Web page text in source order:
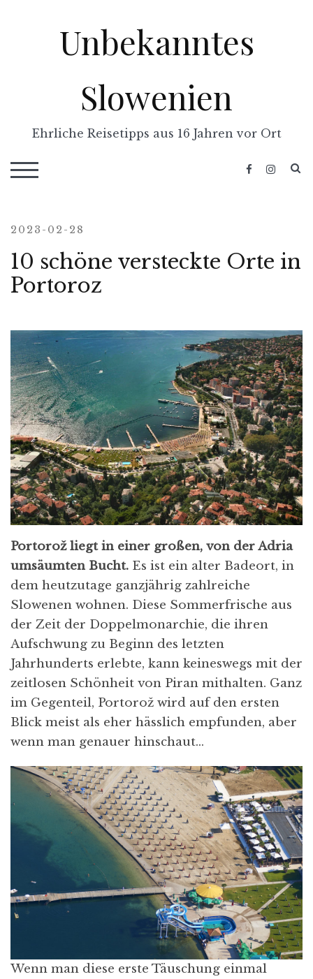
Unbekanntes
Slowenien
Ehrliche Reisetipps aus 16 Jahren vor Ort
TOGGLE MOBILE MENU
2023-02-28
10 schöne versteckte Orte in
Portoroz
Portorož liegt in einer großen, von der Adria
umsäumten Bucht. Es ist ein alter Badeort, in
dem heutzutage ganzjährig zahlreiche
Slowenen wohnen. Diese Sommerfrische aus
der Zeit der Doppelmonarchie, die ihren
Aufschwung zu Beginn des letzten
Jahrhunderts erlebte, kann keineswegs mit der
zeitlosen Schönheit von Piran mithalten. Ganz
im Gegenteil, Portorož wird auf den ersten
Blick meist als eher hässlich empfunden, aber
wenn man genauer hinschaut…
Wenn man diese erste Täuschung einmal